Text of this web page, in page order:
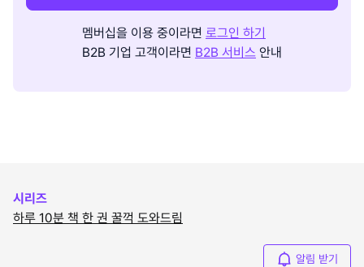
멤버십을 이용 중이라면 로그인 하기
B2B 기업 고객이라면 B2B 서비스 안내
시리즈
하루 10분 책 한 권 꿀꺽 도와드림
알림 받기